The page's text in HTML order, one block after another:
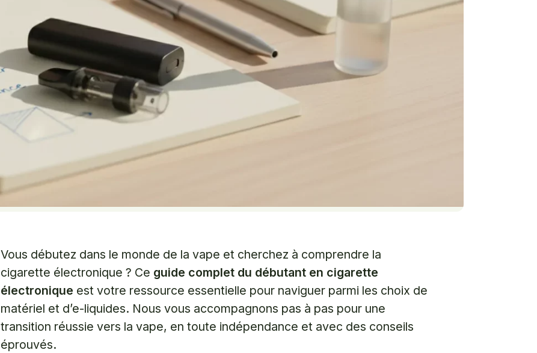
Vous débutez dans le monde de la vape et cherchez à comprendre la
cigarette électronique ? Ce guide complet du débutant en cigarette
électronique est votre ressource essentielle pour naviguer parmi les choix de
matériel et d’e-liquides. Nous vous accompagnons pas à pas pour une
transition réussie vers la vape, en toute indépendance et avec des conseils
éprouvés.